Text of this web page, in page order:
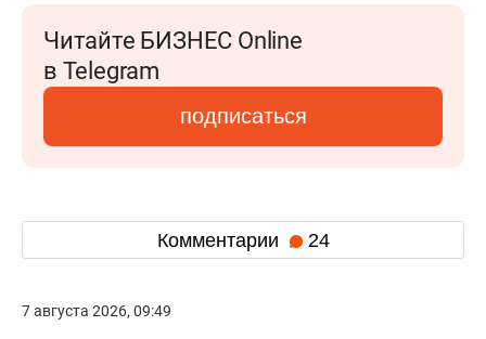
Читайте БИЗНЕС Online
в Telegram
подписаться
Комментарии 24
7 августа 2026, 09:49